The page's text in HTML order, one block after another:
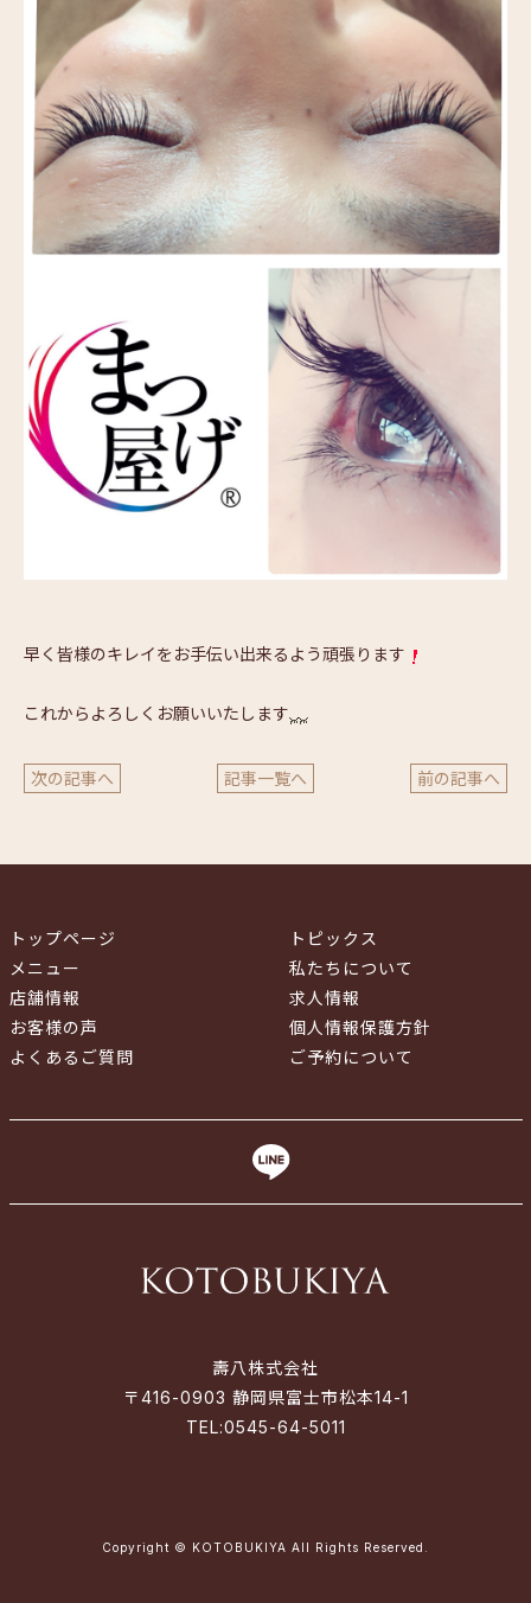
早く皆様のキレイをお手伝い出来るよう頑張ります
これからよろしくお願いいたします
次の記事へ 記事一覧へ 前の記事へ
トップページ
メニュー
店舗情報
お客様の声
よくあるご質問
トピックス
私たちについて
求人情報
個人情報保護方針
ご予約について
壽八株式会社
〒416-0903 静岡県富士市松本14-1
TEL:0545-64-5011
Copyright © KOTOBUKIYA All Rights Reserved.